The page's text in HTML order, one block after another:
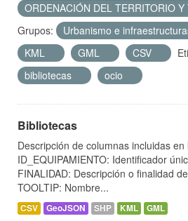
ORDENACIÓN DEL TERRITORIO Y
Grupos:
Urbanismo e
KML
GML CSV
bibliotecas
ocio
Bibliotecas
Descripción de columnas incluidas
ID_EQUIPAMIENTO: Identificador
FINALIDAD: Descripción o finalidad
TOOLTIP: Nombre...
CSV GeoJSON SHP KML GML